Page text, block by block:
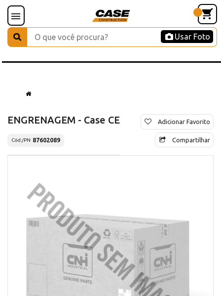
Usar Foto
ENGRENAGEM - Case CE
Cód./PN 87602089
Adicionar Favorito
Compartilhar